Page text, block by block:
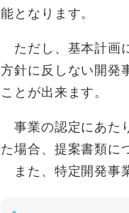
能となります。
ただし、基本計画
方針に反しない開発
ことが出来ます。
事業の認定にあた
た場合、提案書類に
また、特定開発事